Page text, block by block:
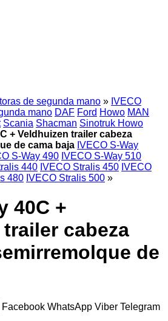
de segunda mano » IVECO
mano DAF Ford Howo MAN
Scania Shacman Sinotruk Howo
+ Veldhuizen trailer cabeza
de cama baja IVECO S-Way
S-Way 490 IVECO S-Way 510
440 IVECO Stralis 450 IVECO
480 IVECO Stralis 500 »
40C +
cabeza
de
Facebook WhatsApp Viber Telegram